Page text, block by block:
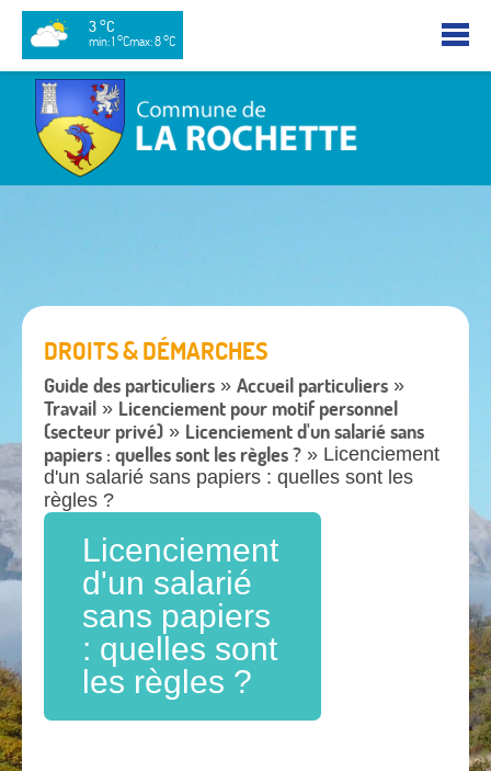
3 °C
min: 1 °Cmax: 8 °C
DROITS & DÉMARCHES
Guide des particuliers » Accueil particuliers »
Travail » Licenciement pour motif personnel
(secteur privé) » Licenciement d'un salarié sans
papiers : quelles sont les règles ? » Licenciement
d'un salarié sans papiers : quelles sont les
règles ?
Licenciement
d'un salarié
sans papiers
: quelles sont
les règles ?